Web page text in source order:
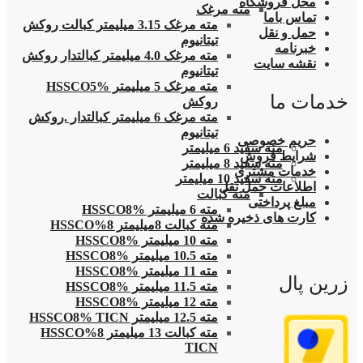
مته مرغک
مته مرغک 3.15 میلیمتر کبالت روکش
تیتانیوم
مته مرغک 4.0 میلیمتر کبالتدار روکش
تیتانیوم
مته مرغک 5 میلیمتر HSSCO5%
روکش
مته مرغک 6 میلیمتر کبالتدار .روکش
تیتانیوم
مته سفید 6 میلیمتر
مته سفید 8 میلیمتر
مته سفید 10 میلیمتر
مته کبالت
مته 6 میلیمتر HSSCO8%
مته کبالت 8میلیمتر 8%HSSCO
مته 10 میلیمتر HSSCO8%
مته 10.5 میلیمتر HSSCO8%
مته 11 میلیمتر HSSCO8%
مته 11.5 میلیمتر HSSCO8%
مته 12 میلیمتر HSSCO8%
مته 12.5 میلیمتر HSSCO8% TICN
مته کبالت 13 میلیمتر 8%HSSCO
TICN
تماس باما
حمل و نقل
خبرنامه
نقشه سایت
خدمات ما
حریم خصوصی
شرایط فروش
خدمات مشتری
اطلاعات حمل نقل
مبلغ پرداختی
کارت های ذخیره شده
زرین پال